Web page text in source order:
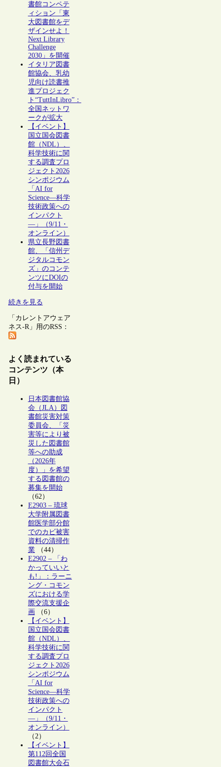
書館コンペテ
ィション「東
大図書館をデ
ザインせよ！
Next Library
Challenge
2030」を開催
イタリア図書
館協会、乳幼
児向け読書推
進プロジェク
ト“TuttInLibro”：
全国ネットワ
ークが拡大
【イベント】
国立国会図書
館（NDL）、
科学技術に関
する調査プロ
ジェクト2026
シンポジウム
「AI for
Science―科学
技術政策への
インパクト
―」（9/11・
オンライン）
県立長野図書
館、「信州デ
ジタルコモン
ズ」のコンテ
ンツにDOIの
付与を開始
続きを見る
「カレントアウェア
ネス-R」用のRSS：
よく読まれている
コンテンツ（本
日）
日本図書館協
会（JLA）図
書館災害対策
委員会、「災
害等により被
災した図書館
等への助成
（2026年
度）」を希望
する図書館の
募集を開始
（62）
E2903 – 琉球
大学附属図書
館医学部分館
でのカビ被害
資料の清掃作
業（44）
E2902 – 「わ
かっていいと
も!」：ラーニ
ング・コモン
ズにおける学
際交流支援企
画（6）
【イベント】
国立国会図書
館（NDL）、
科学技術に関
する調査プロ
ジェクト2026
シンポジウム
「AI for
Science―科学
技術政策への
インパクト
―」（9/11・
オンライン）
（2）
【イベント】
第112回全国
図書館大会石